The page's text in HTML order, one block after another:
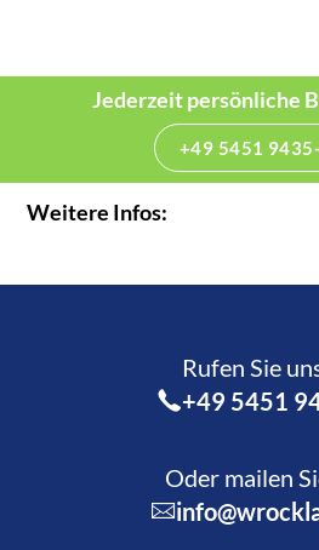
Jederzeit persönliche
+49 5451
Weitere Infos:
Rufen Sie
+49 5451
Oder mailen